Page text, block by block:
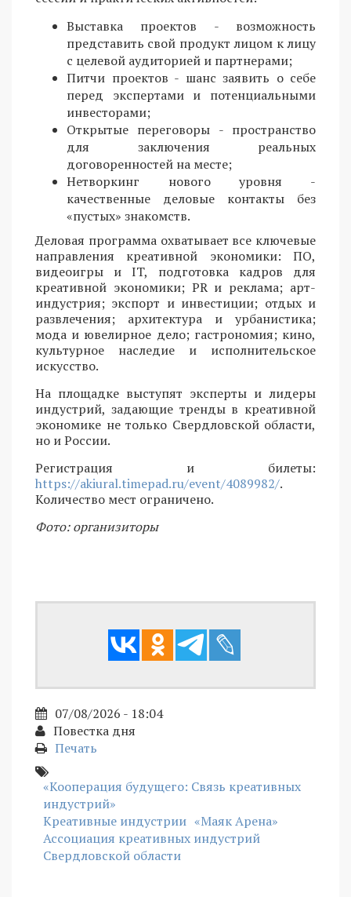
Выставка проектов - возможность
представить свой продукт лицом к лицу
с целевой аудиторией и партнерами;
Питчи проектов - шанс заявить о себе
перед экспертами и потенциальными
инвесторами;
Открытые переговоры - пространство
для заключения реальных
договоренностей на месте;
Нетворкинг нового уровня -
качественные деловые контакты без
«пустых» знакомств.
Деловая программа охватывает все ключевые
направления креативной экономики: ПО,
видеоигры и IT, подготовка кадров для
креативной экономики; PR и реклама; арт-
индустрия; экспорт и инвестиции; отдых и
развлечения; архитектура и урбанистика;
мода и ювелирное дело; гастрономия; кино,
культурное наследие и исполнительское
искусство.
На площадке выступят эксперты и лидеры
индустрий, задающие тренды в креативной
экономике не только Свердловской области,
но и России.
Регистрация и билеты:
https://akiural.timepad.ru/event/4089982/.
Количество мест ограничено.
Фото: организиторы
07/08/2026 - 18:04
Повестка дня
Печать
«Кооперация будущего: Связь креативных
индустрий»
Креативные индустрии «Маяк Арена»
Ассоциация креативных индустрий
Свердловской области